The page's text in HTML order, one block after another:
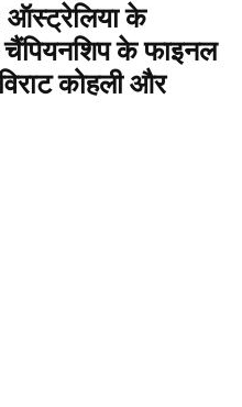
के
के फाइनल
कोहली और